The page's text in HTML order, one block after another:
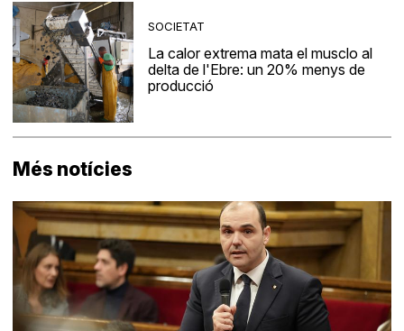
SOCIETAT
La calor extrema mata el musclo al
delta de l'Ebre: un 20% menys de
producció
Més notícies